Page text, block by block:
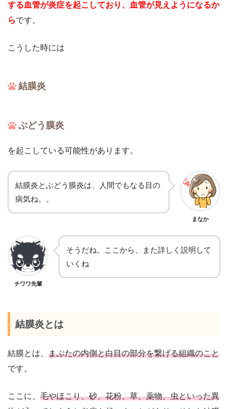
する血管が炎症を起こしており、血管が見えようになるか
らです。
こうした時には
結膜炎
ぶどう膜炎
を起こしている可能性があります。
結膜炎とぶどう膜炎は、人間でもなる目の
病気ね。。
まなか
チワワ先輩
そうだね。ここから、また詳しく説明して
いくね
結膜炎とは
結膜とは、 まぶたの内側と白目の部分を繋げる組織のこと
です。
ここに、 毛やほこり、砂、花粉、草、薬物、虫といった異